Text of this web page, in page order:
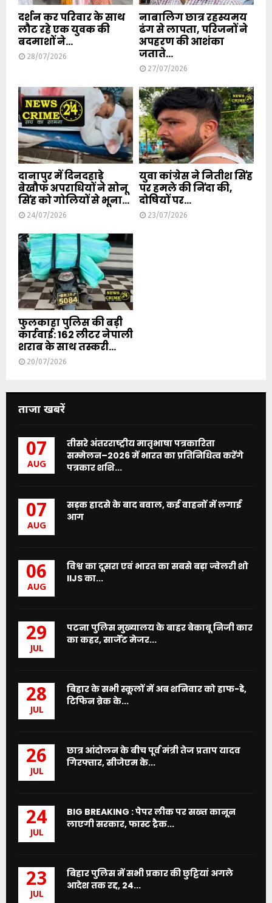
दर्शन कर परिवार के साथ
लौट रहे एक युवक की
बदमाशों ने...
28/07/2026
नाबालिग छात्र रहस्यमय
ढंग से लापता, परिजनों ने
अपहरण की आशंका
जताते...
27/07/2026
दानापुर में दिनदहाड़े
बेखौफ अपराधियों ने सोनू
सिंह को गोलियों से भूना...
24/07/2026
युवा कांग्रेस ने नितीश सिंह
पर हमले की निंदा की,
दोषियों पर...
23/07/2026
फुलकाहा पुलिस की बड़ी
कार्रवाई: 162 लीटर नेपाली
शराब के साथ तस्करी...
20/07/2026
ताजा खबरें
07
AUG
तीसरे अंतरराष्ट्रीय मातृभाषा पत्रकारिता
सम्मेलन–2026 में भारत का प्रतिनिधित्व करेंगे
पत्रकार शशि...
07
AUG
सड़क हादसे के बाद बवाल, कई वाहनों में लगाई
आग
06
AUG
विश्व का दूसरा एवं भारत का सबसे बड़ा ज्वेलरी शो
IIJS का...
29
JUL
पटना पुलिस मुख्यालय के बाहर बेकाबू निजी कार
का कहर, सार्जेंट मेजर...
28
JUL
बिहार के सभी स्कूलों में अब शनिवार को हाफ-डे,
टिफिन ब्रेक के...
26
JUL
छात्र आंदोलन के बीच पूर्व मंत्री तेज प्रताप यादव
गिरफ्तार, सीजेएम के...
24
JUL
BIG BREAKING : पेपर लीक पर सख्त कानून
लाएगी सरकार, फास्ट ट्रैक...
23
JUL
बिहार पुलिस में सभी प्रकार की छुट्टियां अगले
आदेश तक रद्द, 24...